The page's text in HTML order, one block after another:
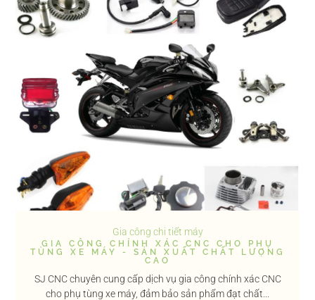
Gia công chi tiết máy
GIA CÔNG CHÍNH XÁC CNC CHO PHỤ
TÙNG XE MÁY - SẢN XUẤT CHẤT LƯỢNG
CAO
SJ CNC chuyên cung cấp dịch vụ gia công chính xác CNC
cho phụ tùng xe máy, đảm bảo sản phẩm đạt chất...